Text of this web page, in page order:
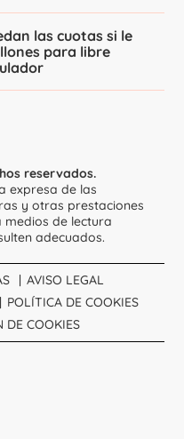
las cuotas si le
para libre
reservados.
expresa de las
y otras prestaciones
medios de lectura
adecuados.
AVISO LEGAL
POLÍTICA DE COOKIES
DE COOKIES